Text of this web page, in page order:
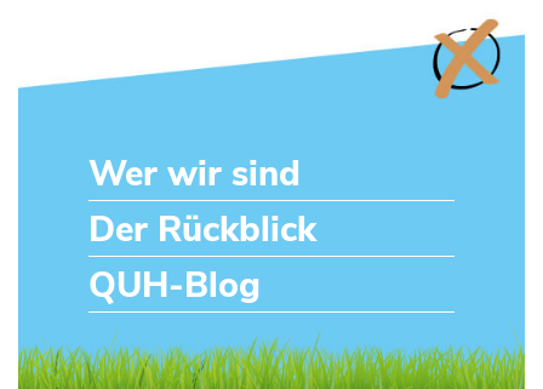
Wer wir sind
Der Rückblick
QUH-Blog